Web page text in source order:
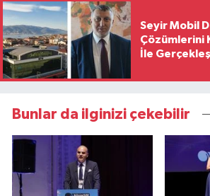
Seyir Mobil
Çözümlerini
İle
Bunlar da ilginizi çekebilir